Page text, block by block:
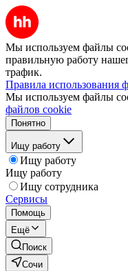
Мы используем файлы
правильную работу
трафик.
Правила использования
Мы используем файлы
файлов cookie
Понятно
Ищу работу
Ищу работу
Ищу работу
Ищу сотрудника
Сервисы
Помощь
Ещё
Поиск
Сочи